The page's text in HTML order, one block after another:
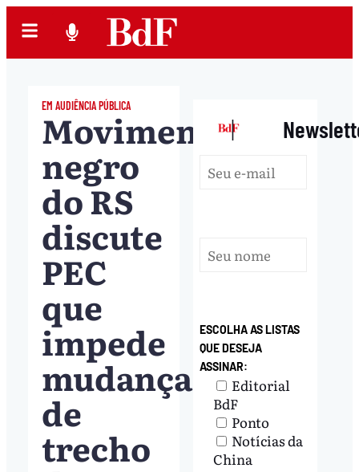
EM AUDIÊNCIA PÚBLICA
Movimento
negro
do RS
discute
PEC
que
impede
mudança
de
trecho
|
ESCOLHA AS LISTAS
QUE DESEJA
ASSINAR:
Editorial
BdF
Ponto
Notícias da
China